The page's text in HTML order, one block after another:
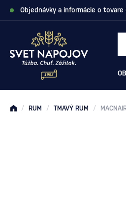
Objednávky a informácie o
/ RUM / TMAVÝ RUM /